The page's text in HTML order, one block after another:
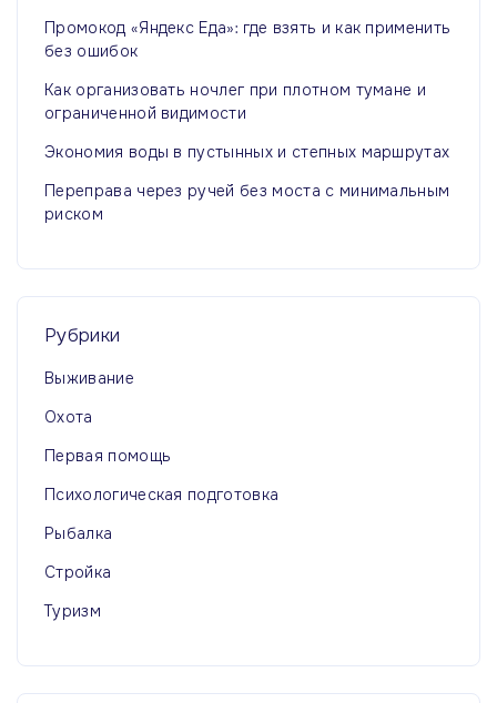
Промокод «Яндекс Еда»: где взять и как применить
без ошибок
Как организовать ночлег при плотном тумане и
ограниченной видимости
Экономия воды в пустынных и степных маршрутах
Переправа через ручей без моста с минимальным
риском
Рубрики
Выживание
Охота
Первая помощь
Психологическая подготовка
Рыбалка
Стройка
Туризм